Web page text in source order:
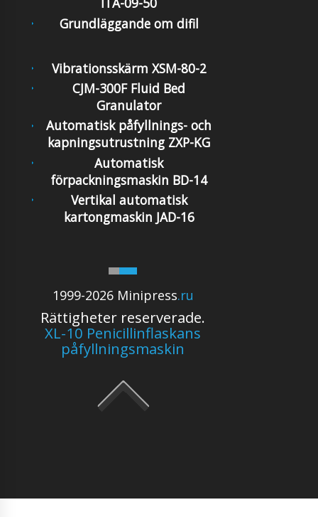
Grundläggande om difil
1999-2026 Minipress.ru
Rättigheter reserverade.
XL-10 Penicillinflaskans
påfyllningsmaskin
Vibrationsskärm XSM-80-2
CJM-300F Fluid Bed
Granulator
Automatisk påfyllnings- och
kapningsutrustning ZXP-KG
Automatisk
förpackningsmaskin BD-14
Vertikal automatisk
kartongmaskin JAD-16